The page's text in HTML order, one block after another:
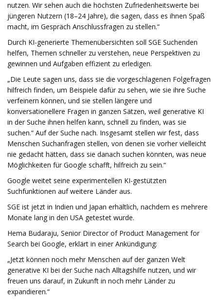
nutzen. Wir sehen auch die höchsten Zufriedenheitswerte bei
jüngeren Nutzern (18–24 Jahre), die sagen, dass es ihnen Spaß
macht, im Gespräch Anschlussfragen zu stellen.“
Durch KI-generierte Themenübersichten soll SGE Suchenden
helfen, Themen schneller zu verstehen, neue Perspektiven zu
gewinnen und Aufgaben effizient zu erledigen.
„Die Leute sagen uns, dass sie die vorgeschlagenen Folgefragen
hilfreich finden, um Beispiele dafür zu sehen, wie sie ihre Suche
verfeinern können, und sie stellen längere und
konversationellere Fragen in ganzen Sätzen, weil generative KI
in der Suche ihnen helfen kann, schnell zu finden, was sie
suchen.“ Auf der Suche nach. Insgesamt stellen wir fest, dass
Menschen Suchanfragen stellen, von denen sie vorher vielleicht
nie gedacht hätten, dass sie danach suchen könnten, was neue
Möglichkeiten für Google schafft, hilfreich zu sein.“
Google weitet seine experimentellen KI-gestützten
Suchfunktionen auf weitere Länder aus.
SGE ist jetzt in Indien und Japan erhältlich, nachdem es mehrere
Monate lang in den USA getestet wurde.
Hema Budaraju, Senior Director of Product Management for
Search bei Google, erklärt in einer Ankündigung:
„Jetzt können noch mehr Menschen auf der ganzen Welt
generative KI bei der Suche nach Alltagshilfe nutzen, und wir
freuen uns darauf, in Zukunft in noch mehr Länder zu
expandieren.“